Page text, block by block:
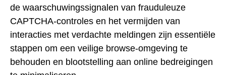
de waarschuwingssignalen van frauduleuze
CAPTCHA-controles en het vermijden van
interacties met verdachte meldingen zijn essentiële
stappen om een veilige browse-omgeving te
behouden en blootstelling aan online bedreigingen